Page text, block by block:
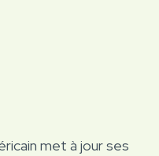
met à jour ses